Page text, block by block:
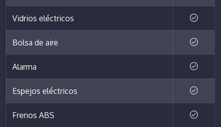
Vidrios eléctricos
Bolsa de aire
Alarma
Espejos eléctricos
Frenos ABS